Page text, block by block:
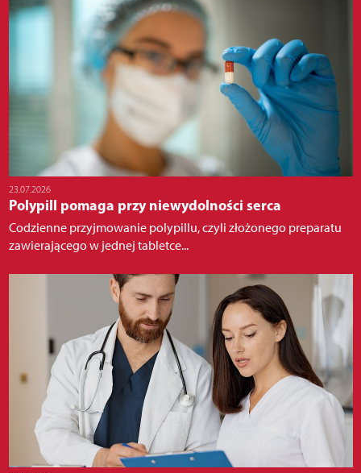
23.07.2026
Polypill pomaga przy niewydolności serca
Codzienne przyjmowanie polypillu, czyli złożonego preparatu
zawierającego w jednej tabletce...